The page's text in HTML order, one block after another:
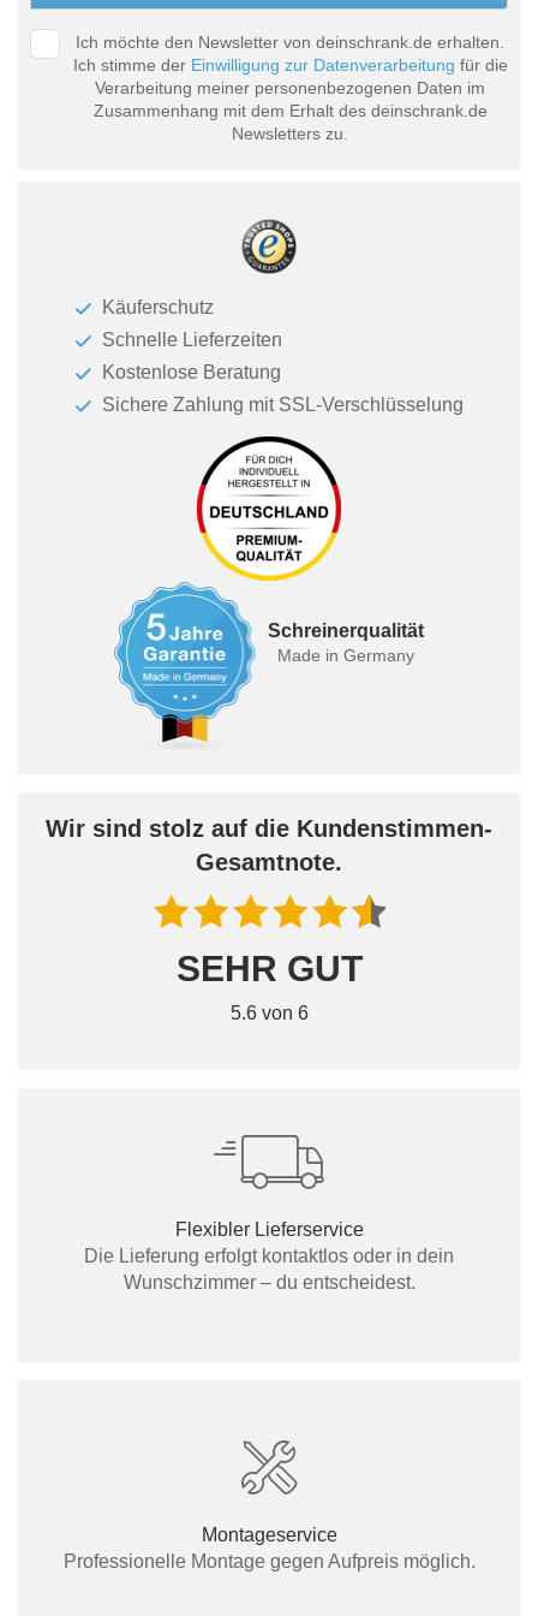
Ich möchte den Newsletter von deinschrank.de erhalten.
Ich stimme der Einwilligung zur Datenverarbeitung für die
Verarbeitung meiner personenbezogenen Daten im
Zusammenhang mit dem Erhalt des deinschrank.de
Newsletters zu.
Käuferschutz
Schnelle Lieferzeiten
Kostenlose Beratung
Sichere Zahlung mit SSL-Verschlüsselung
Schreinerqualität
Made in Germany
Wir sind stolz auf die Kundenstimmen-
Gesamtnote.
SEHR GUT
5.6 von 6
Flexibler Lieferservice
Die Lieferung erfolgt kontaktlos oder in dein
Wunschzimmer – du entscheidest.
Montageservice
Professionelle Montage gegen Aufpreis möglich.